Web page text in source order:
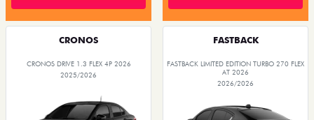
CRONOS
CRONOS DRIVE 1.3 FLEX 4P 2026
2025/2026
FASTBACK
FASTBACK LIMITED EDITION TURBO 270 FLEX
AT 2026
2026/2026